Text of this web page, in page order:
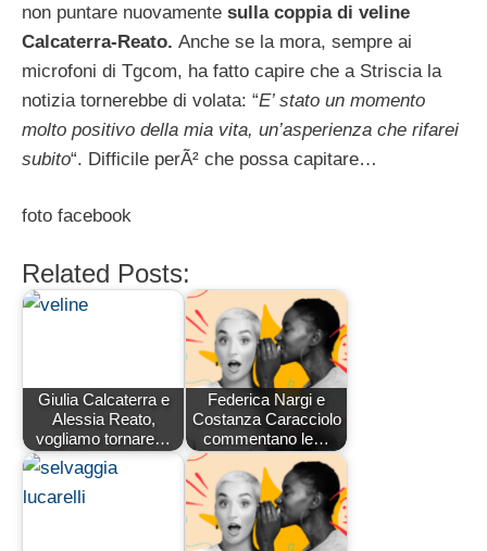
non puntare nuovamente sulla coppia di veline
Calcaterra-Reato. Anche se la mora, sempre ai
microfoni di Tgcom, ha fatto capire che a Striscia la
notizia tornerebbe di volata: “E’ stato un momento
molto positivo della mia vita, un’asperienza che rifarei
subito“. Difficile perÃ² che possa capitare…
foto facebook
Related Posts:
Giulia Calcaterra e
Alessia Reato,
vogliamo tornare…
Federica Nargi e
Costanza Caracciolo
commentano le…